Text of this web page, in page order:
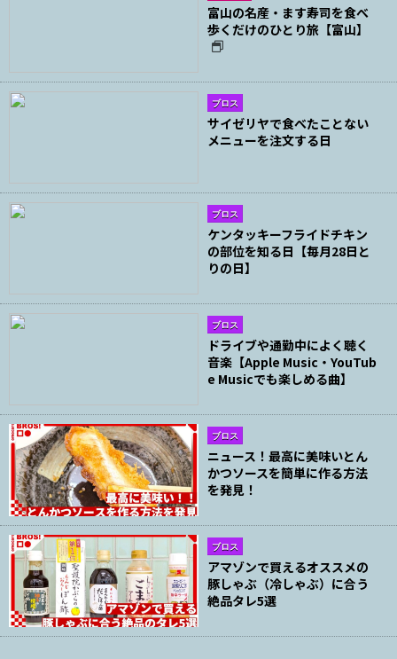
富山の名産・ます寿司を食べ
歩くだけのひとり旅【富山】
ブロス
サイゼリヤで食べたことない
メニューを注文する日
ブロス
ケンタッキーフライドチキン
の部位を知る日【毎月28日と
りの日】
ブロス
ドライブや通勤中によく聴く
音楽【Apple Music・YouTub
e Musicでも楽しめる曲】
ブロス
ニュース！最高に美味いとん
かつソースを簡単に作る方法
を発見！
ブロス
アマゾンで買えるオススメの
豚しゃぶ（冷しゃぶ）に合う
絶品タレ5選